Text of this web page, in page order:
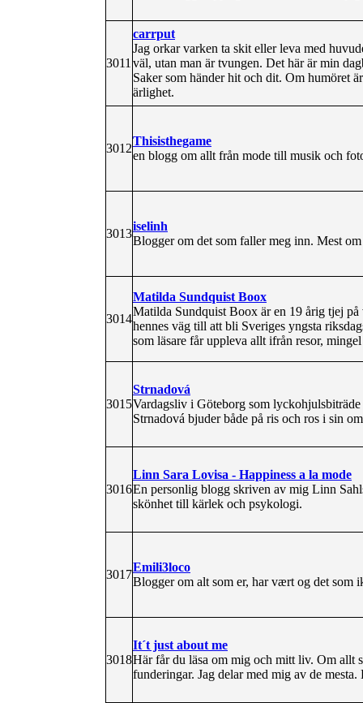
3011
carrput
Jag orkar varken ta skit eller leva med
väl, utan man är tvungen. Det här är min
Saker som händer hit och dit. Om humöret
ärlighet.
3012
Thisisthegame
en blogg om allt från mode till musik och
3013
iselinh
Blogger om det som faller meg inn. Mest
3014
Matilda Sundquist Boox
Matilda Sundquist Boox är en 19 årig tjej
hennes väg till att bli Sveriges yngsta
som läsare får uppleva allt ifrån resor,
3015
Strnadová
Vardagsliv i Göteborg som
Strnadová bjuder både på ris och ros i sin
3016
Linn Sara Lovisa - Happiness a la mode
En personlig blogg skriven av mig Linn
skönhet till kärlek och psykologi.
3017
Emili3loco
Blogger om alt som er, har vært og det som
3018
It´t just about me
Här får du läsa om mig och mitt liv. Om allt
funderingar. Jag delar med mig av de